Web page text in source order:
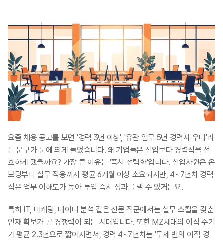
요즘 채용 공고를 보면 '경력 3년 이상', '유관 업무 5년 경력자 우대'라
는 문구가 눈에 띄게 늘었습니다. 왜 기업들은 신입보다 경력직을 선
호하게 됐을까요? 가장 큰 이유는 '즉시 전력화'입니다. 신입사원은 온
보딩부터 실무 적응까지 평균 6개월 이상 소요되지만, 4~7년차 경력
직은 업무 이해도가 높아 투입 즉시 성과를 낼 수 있거든요.
특히 IT, 마케팅, 데이터 분석 같은 전문 직군에서는 실무 스킬을 갖춘
인재 확보가 곧 경쟁력이 되는 시대입니다. 또한 MZ세대의 이직 주기
가 평균 2.3년으로 짧아지면서, 경력 4~7년차는 '두세 번의 이직 경